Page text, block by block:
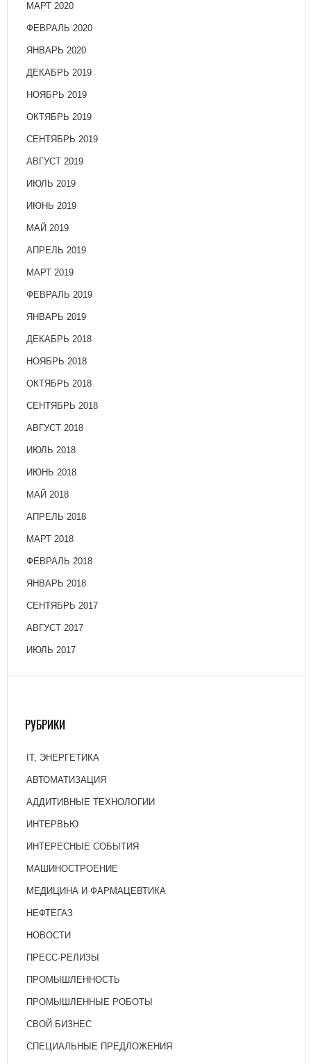
МАРТ 2020
ФЕВРАЛЬ 2020
ЯНВАРЬ 2020
ДЕКАБРЬ 2019
НОЯБРЬ 2019
ОКТЯБРЬ 2019
СЕНТЯБРЬ 2019
АВГУСТ 2019
ИЮЛЬ 2019
ИЮНЬ 2019
МАЙ 2019
АПРЕЛЬ 2019
МАРТ 2019
ФЕВРАЛЬ 2019
ЯНВАРЬ 2019
ДЕКАБРЬ 2018
НОЯБРЬ 2018
ОКТЯБРЬ 2018
СЕНТЯБРЬ 2018
АВГУСТ 2018
ИЮЛЬ 2018
ИЮНЬ 2018
МАЙ 2018
АПРЕЛЬ 2018
МАРТ 2018
ФЕВРАЛЬ 2018
ЯНВАРЬ 2018
СЕНТЯБРЬ 2017
АВГУСТ 2017
ИЮЛЬ 2017
РУБРИКИ
IT, ЭНЕРГЕТИКА
АВТОМАТИЗАЦИЯ
АДДИТИВНЫЕ ТЕХНОЛОГИИ
ИНТЕРВЬЮ
ИНТЕРЕСНЫЕ СОБЫТИЯ
МАШИНОСТРОЕНИЕ
МЕДИЦИНА И ФАРМАЦЕВТИКА
НЕФТЕГАЗ
НОВОСТИ
ПРЕСС-РЕЛИЗЫ
ПРОМЫШЛЕННОСТЬ
ПРОМЫШЛЕННЫЕ РОБОТЫ
СВОЙ БИЗНЕС
СПЕЦИАЛЬНЫЕ ПРЕДЛОЖЕНИЯ